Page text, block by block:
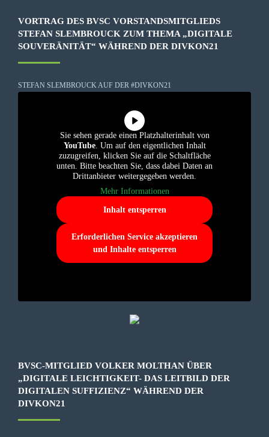
VORTRAG DES BVSC VORSTANDSMITGLIEDS
STEFAN SLEMBROUCK ZUM THEMA „DIGITALE
SOUVERÄNITÄT“ WÄHREND DER DIVKON21
STEFAN SLEMBROUCK AUF DER #DIVKON21
Sie sehen gerade einen Platzhalterinhalt von
YouTube. Um auf den eigentlichen Inhalt
zuzugreifen, klicken Sie auf die Schaltfläche
unten. Bitte beachten Sie, dass dabei Daten an
Drittanbieter weitergegeben werden.
Mehr Informationen
Inhalt entsperren
Erforderlichen Service akzeptieren
und Inhalte entsperren
BVSC-MITGLIED VOLKER MOLTHAN ÜBER
„DIGITALE LEICHTIGKEIT- DAS LEITBILD DER
DIGITALEN SUFFIZIENZ“ WÄHREND DER
DIVKON21